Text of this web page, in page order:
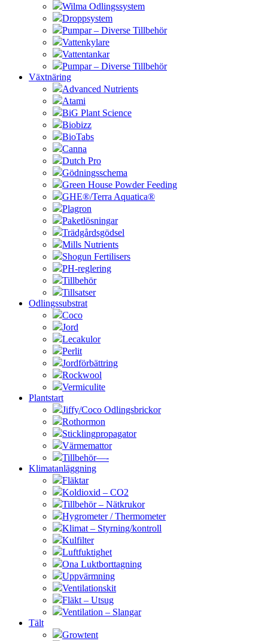
Wilma Odlingssystem
Droppsystem
Pumpar – Diverse Tillbehör
Vattenkylare
Vattentankar
Pumpar – Diverse Tillbehör
Växtnäring
Advanced Nutrients
Atami
BiG Plant Science
Biobizz
BioTabs
Canna
Dutch Pro
Gödningsschema
Green House Powder Feeding
GHE®/Terra Aquatica®
Plagron
Paketlösningar
Trädgårdsgödsel
Mills Nutrients
Shogun Fertilisers
PH-reglering
Tillbehör
Tillsatser
Odlingssubstrat
Coco
Jord
Lecakulor
Perlit
Jordförbättring
Rockwool
Vermiculite
Plantstart
Jiffy/Coco Odlingsbrickor
Rothormon
Sticklingpropagator
Värmemattor
Tillbehör—-
Klimatanläggning
Fläktar
Koldioxid – CO2
Tillbehör – Nätkrukor
Hygrometer / Thermometer
Klimat – Styrning/kontroll
Kulfilter
Luftfuktighet
Ona Luktborttagning
Uppvärmning
Ventilationskit
Fläkt – Utsug
Ventilation – Slangar
Tält
Growtent